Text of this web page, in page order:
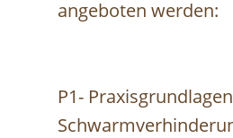
angeboten werden:
P1-